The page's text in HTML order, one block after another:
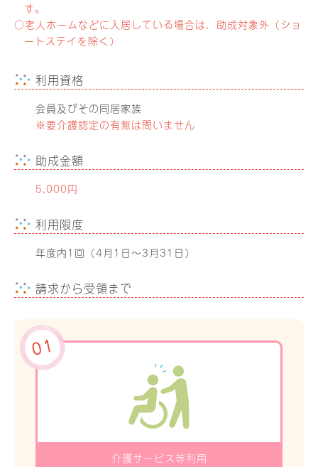
す。
○老人ホームなどに入居している場合は、助成対象外（ショ
ートステイを除く）
利用資格
会員及びその同居家族
※要介護認定の有無は問いません
助成金額
5,000円
利用限度
年度内1回（4月1日～3月31日）
請求から受領まで
介護サービス等利用